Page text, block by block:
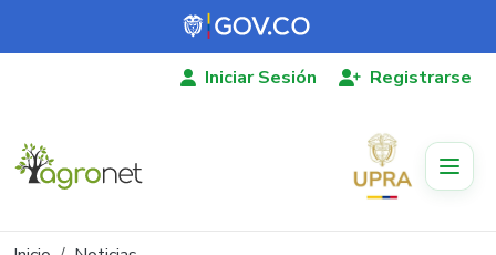
Pasar al contenido principal
Iniciar Sesión Registrarse
Ruta de navegación